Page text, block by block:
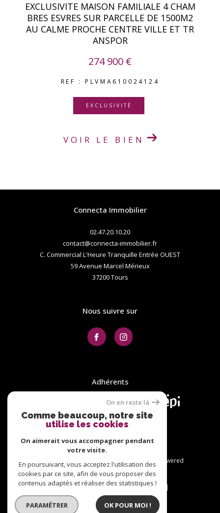
EXCLUSIVITE MAISON FAMILIALE 4 CHAM
BRES ESVRES SUR PARCELLE DE 1500M2
AU CALME PROCHE CENTRE VILLE ET TR
ANSPOR
274 900 €
REF : PLVMA610024124
EXCLUSIVITÉ
VOIR LE BIEN
Connecta Immobilier
02.47.20.10.20
contact@connecta-immobilier.fr
C. Commercial L'Heure Tranquille Entrée OUEST
59 Avenue Marcel Mérieux
37200 tours
Nous suivre sur
Adhérents
© 2026 | Tous droits réservés | Traduction powered
by Google |
Plan du site
Nos honoraires
Mentions légales
Admin
Nos liens
Politique RGPD
Cookies
On en reste là
Comme beaucoup, notre site
utilise les cookies
On aimerait vous accompagner pendant
votre visite.
En poursuivant, vous acceptez l'utilisation des
cookies par ce site, afin de vous proposer des
contenus adaptés et réaliser des statistiques !
PARAMÉTRER OK POUR MOI !